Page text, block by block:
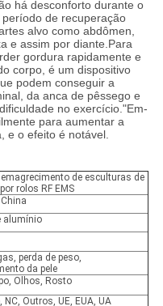
há desconforto durante o
de recuperação
alvo como abdômen,
e assim por diante.Para
gordura rapidamente e
corpo, é um dispositivo
podem conseguir a
da anca de pêssego e
no exercício."Em-
para aumentar a
e o efeito é notável.
de esculturas de
rolos RF EMS
alumínio
perda de peso,
da pele
Olhos, Rosto
NC, Outros, UE, EUA, UA